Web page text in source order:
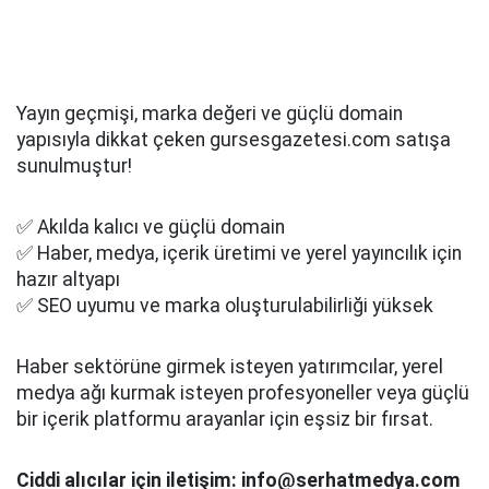
Yayın geçmişi, marka değeri ve güçlü domain
yapısıyla dikkat çeken gursesgazetesi.com satışa
sunulmuştur!
✅ Akılda kalıcı ve güçlü domain
✅ Haber, medya, içerik üretimi ve yerel yayıncılık için
hazır altyapı
✅ SEO uyumu ve marka oluşturulabilirliği yüksek
Haber sektörüne girmek isteyen yatırımcılar, yerel
medya ağı kurmak isteyen profesyoneller veya güçlü
bir içerik platformu arayanlar için eşsiz bir fırsat.
Ciddi alıcılar için iletişim: info@serhatmedya.com